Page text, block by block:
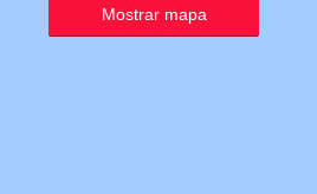
Mostrar mapa